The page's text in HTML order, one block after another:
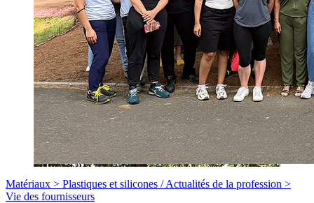
Matériaux > Plastiques et silicones /Actualités de la profession >
Vie des fournisseurs